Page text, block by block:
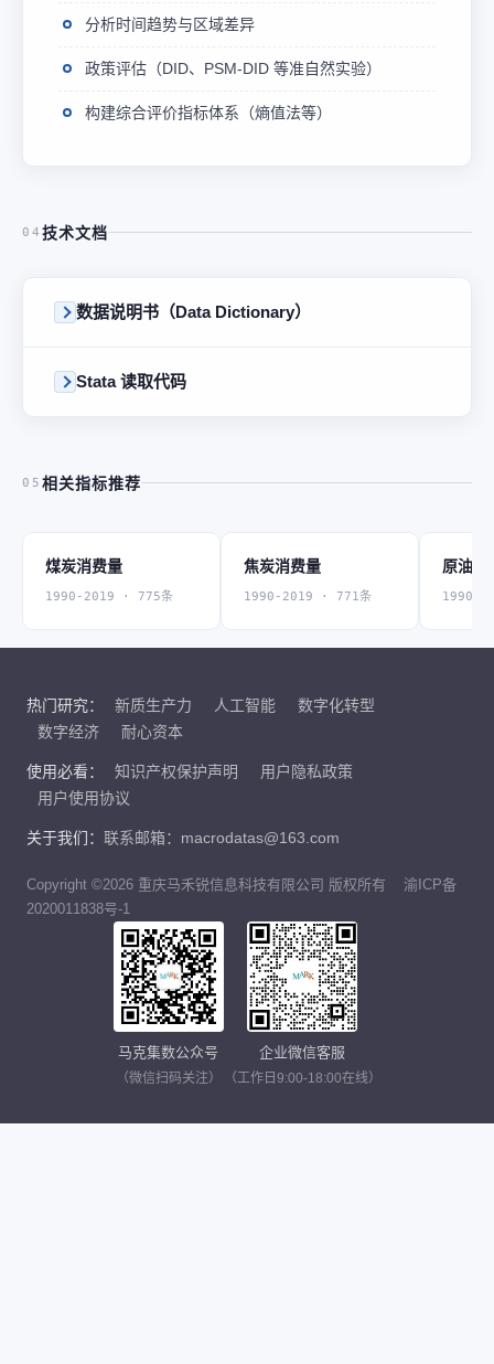
分析时间趋势与区域差异
政策评估（DID、PSM-DID 等准自然实验）
构建综合评价指标体系（熵值法等）
04 技术文档
数据说明书（Data Dictionary）
Stata 读取代码
05 相关指标推荐
煤炭消费量
1990-2019 · 775条
焦炭消费量
1990-2019 · 771条
原油消
1990-
热门研究： 新质生产力 人工智能
数字化转型
数字经济
耐心资本
使用必看： 知识产权保护声明
用户隐私政策
用户使用协议
关于我们： 联系邮箱：macrodatas@163.com
Copyright ©2026 重庆马禾锐信息科技有限公司 版权所有
渝ICP备
2020011838号-1
马克集数公众号
（微信扫码关注）
企业微信客服
（工作日9:00-18:00在线）